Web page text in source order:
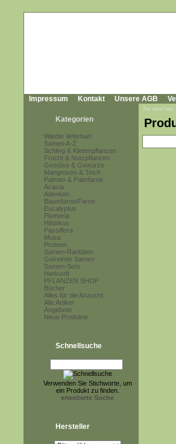
Impressum Kontakt Unsere AGB
Kategorien
Wieder lieferbar!
Samen A-Z
Schling & Kletterpflanzen
Frucht & Nutzpflanzen
Gemüse & Gewürze
Mangroven & Teich
Palmen & Palmfarne
Acacia
Adenium
Baumfarne/Farne
Eucalyptus
Plumeria
Hibiskus
Passiflora
Musa
Proteen
Samen-Raritäten
Gekeimte Samen
Samen-Sets
Herkunft
PFLANZEN SHOP
Bücher
Alles für die Anzucht
Alle Artikel
Angebote
Neue Produkte
Schnellsuche
Verwenden Sie Stichworte, um
ein Produkt zu finden.
erweiterte Suche
Hersteller
Sie sind hier: